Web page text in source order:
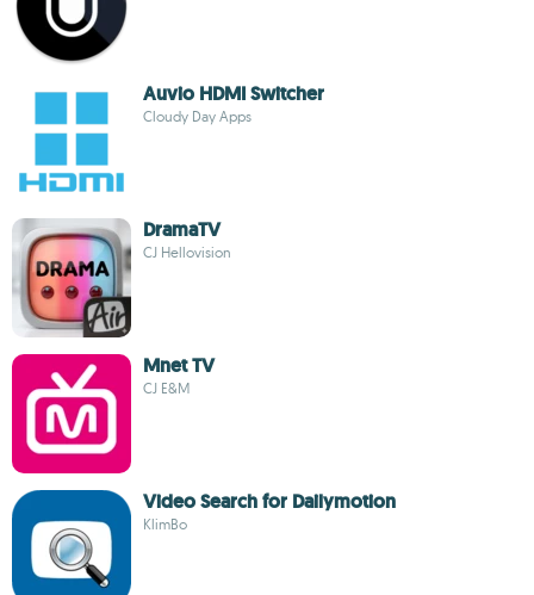
Auvio HDMI Switcher
Cloudy Day Apps
DramaTV
CJ Hellovision
Mnet TV
CJ E&M
Video Search for Dailymotion
KlimBo